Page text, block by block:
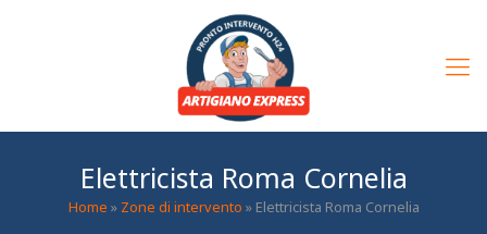
Elettricista Roma Cornelia
Home » Zone di intervento » Elettricista Roma Cornelia